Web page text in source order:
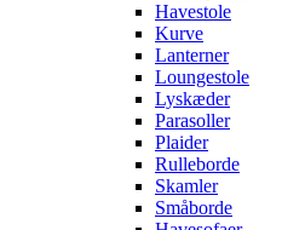
Havestole
Kurve
Lanterner
Loungestole
Lyskæder
Parasoller
Plaider
Rulleborde
Skamler
Småborde